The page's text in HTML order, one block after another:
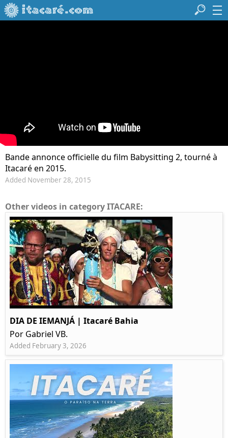
Bande annonce officielle du film Babysitting 2, tourné à
Itacaré en 2015.
Added November 28, 2015
Other videos in category ITACARE:
DIA DE IEMANJÁ | Itacaré Bahia
Por Gabriel VB.
Added February 3, 2026